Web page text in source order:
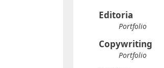
Editoria
Portfolio
Copywriting
Portfolio